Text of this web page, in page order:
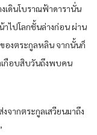
เดินโบราณฟ้าดารานั่น
าไปโลกชั้นล่างก่อน ผ่าน
องตระกูลหลิน จากนั้นก็
กือบสิบวันถึงพบคน
จากตระกูลเสวียนมาถึง